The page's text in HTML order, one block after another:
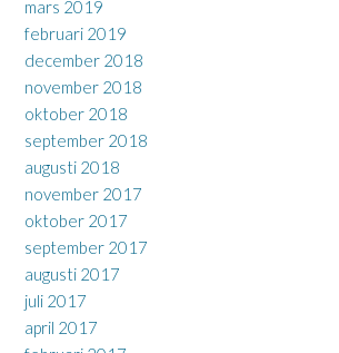
mars 2019
februari 2019
december 2018
november 2018
oktober 2018
september 2018
augusti 2018
november 2017
oktober 2017
september 2017
augusti 2017
juli 2017
april 2017